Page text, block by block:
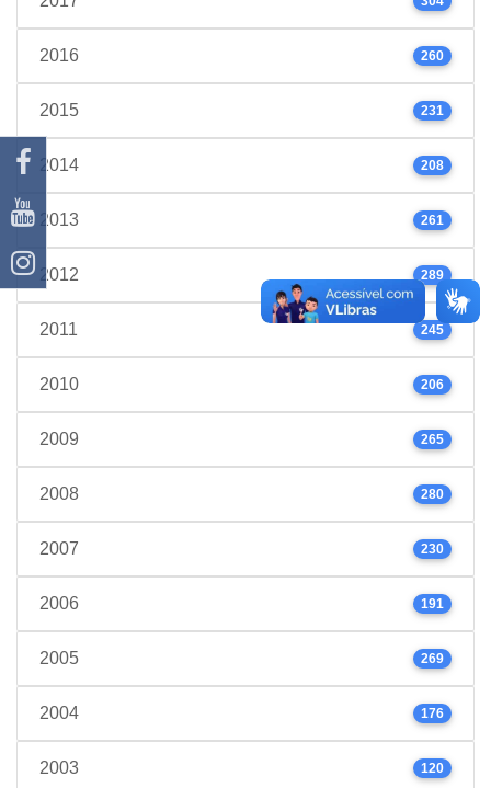
2016 260
2015 231
2014 208
2013 261
2012 289
2011 245
2010 206
2009 265
2008 280
2007 230
2006 191
2005 269
2004 176
2003 120